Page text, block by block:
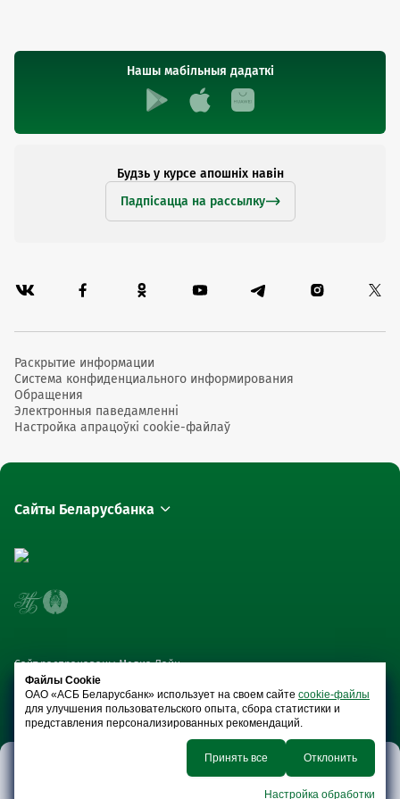
Нашы мабільныя дадаткі
Будзь у курсе апошніх навін
Падпісацца на рассылку
Раскрытие информации
Система конфиденциального информирования
Обращения
Электронныя паведамленні
Настройка апрацоўкі cookie-файлаў
Сайты Беларусбанка
Сайт распрацаваны Медиа Лайн
Анлайн-
сэрвісы
Файлы Cookie
ОАО «АСБ Беларусбанк» использует на своем сайте cookie-файлы
для улучшения пользовательского опыта, сбора статистики и
представления персонализированных рекомендаций.
Принять все Отклонить
Настройка обработки